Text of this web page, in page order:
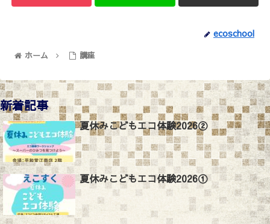
ecoschool
ホーム 講座
新着記事
夏休みこどもエコ体験2026②
夏休みこどもエコ体験2026①